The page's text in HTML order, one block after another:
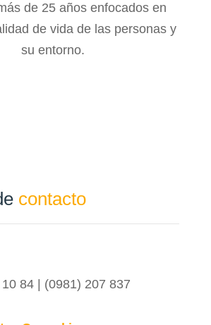
de 25 años enfocados en
de vida de las personas y
su entorno.
contacto
84 | (0981) 207 837